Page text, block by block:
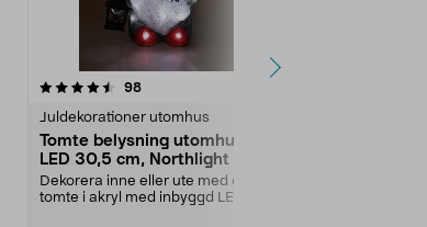
98recensioner
Juldekorationer utomhus
Tomte belysning utomhus
LED 30,5 cm, Northlight
Dekorera inne eller ute med en
tomte i akryl med inbyggd LED-
4.5 av 5 stjärnor